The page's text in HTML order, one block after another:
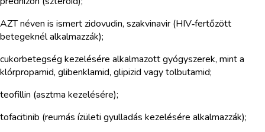
AZT néven is ismert zidovudin, szakvinavir (HIV‑fertőzött
betegeknél alkalmazzák);
cukorbetegség kezelésére alkalmazott gyógyszerek, mint a
klórpropamid, glibenklamid, glipizid vagy tolbutamid;
teofillin (asztma kezelésére);
tofacitinib (reumás ízületi gyulladás kezelésére alkalmazzák);